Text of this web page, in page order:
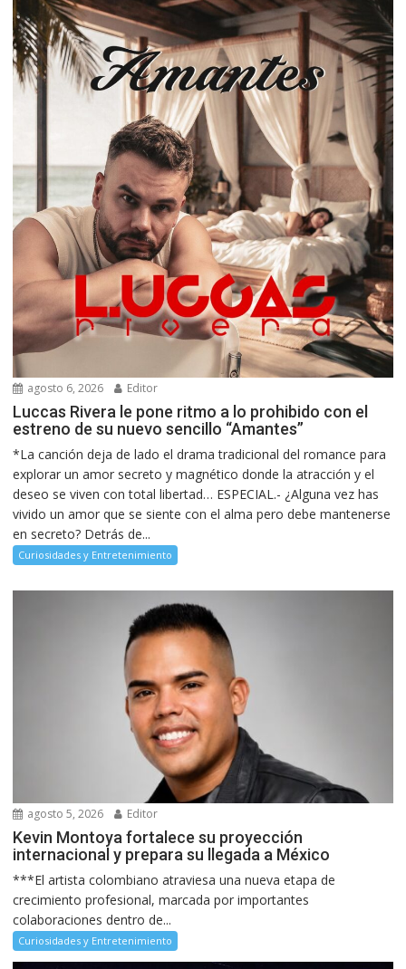
agosto 6, 2026 Editor
Luccas Rivera le pone ritmo a lo prohibido con el
estreno de su nuevo sencillo “Amantes”
*La canción deja de lado el drama tradicional del romance para
explorar un amor secreto y magnético donde la atracción y el
deseo se viven con total libertad… ESPECIAL.- ¿Alguna vez has
vivido un amor que se siente con el alma pero debe mantenerse
en secreto? Detrás de...
Curiosidades y Entretenimiento
agosto 5, 2026 Editor
Kevin Montoya fortalece su proyección
internacional y prepara su llegada a México
***El artista colombiano atraviesa una nueva etapa de
crecimiento profesional, marcada por importantes
colaboraciones dentro de...
Curiosidades y Entretenimiento